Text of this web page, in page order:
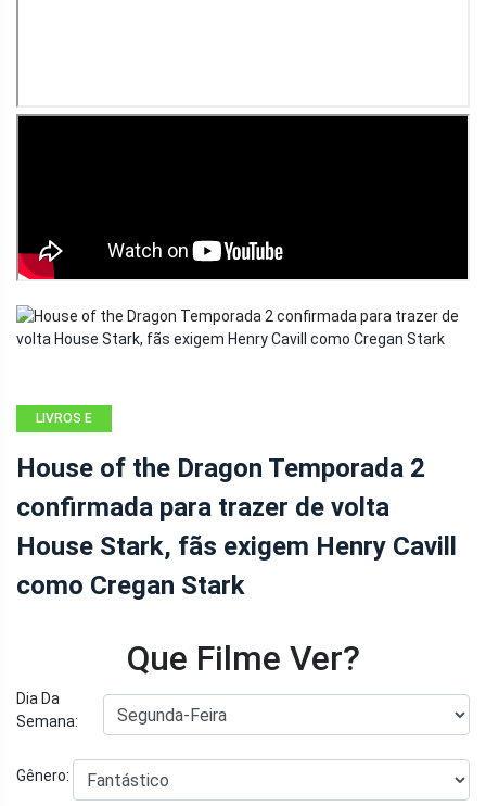
LIVROS E
House of the Dragon Temporada 2
confirmada para trazer de volta
House Stark, fãs exigem Henry Cavill
como Cregan Stark
Que Filme Ver?
Dia Da
Semana:
Gênero: